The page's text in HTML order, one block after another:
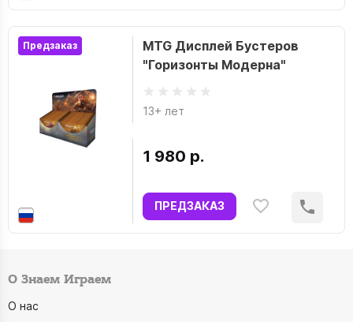
Предзаказ
MTG Дисплей Бустеров
"Горизонты Модерна"
13+ лет
1 980 р.
ПРЕДЗАКАЗ
О Знаем Играем
О нас